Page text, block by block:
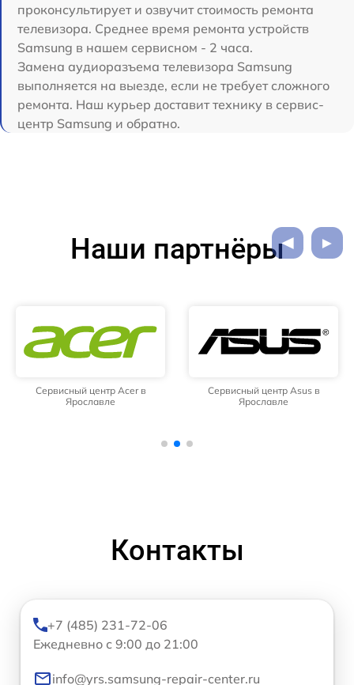
проконсультирует и озвучит стоимость ремонта
телевизора. Среднее время ремонта устройств
Samsung в нашем сервисном - 2 часа.
Замена аудиоразъема телевизора Samsung
выполняется на выезде, если не требует сложного
ремонта. Наш курьер доставит технику в сервис-
центр Samsung и обратно.
Наши партнёры
Сервисный центр Acer в
Ярославле
Сервисный центр Asus в
Ярославле
Контакты
+7 (485) 231-72-06
Ежедневно с 9:00 до 21:00
info@yrs.samsung-repair-center.ru